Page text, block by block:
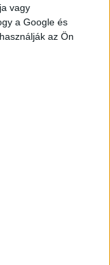
vagy
a Google és
az Ön